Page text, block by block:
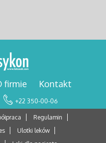
firmie Kontakt
+22 350-00-06
Regulamin
Ulotki leków